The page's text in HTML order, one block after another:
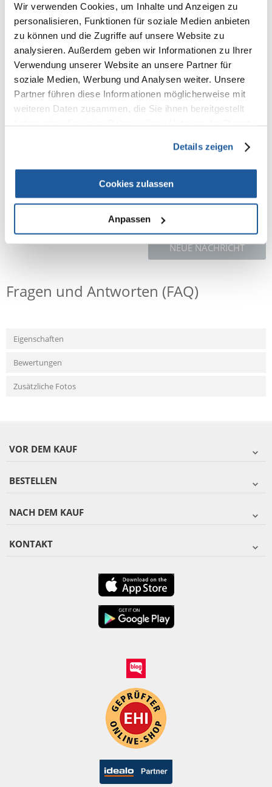
Wir verwenden Cookies, um Inhalte und Anzeigen zu
personalisieren, Funktionen für soziale Medien anbieten
zu können und die Zugriffe auf unsere Website zu
analysieren. Außerdem geben wir Informationen zu Ihrer
Verwendung unserer Website an unsere Partner für
soziale Medien, Werbung und Analysen weiter. Unsere
Partner führen diese Informationen möglicherweise mit
weiteren Daten zusammen, die Sie ihnen bereitgestellt
Details zeigen
Cookies zulassen
Anpassen
entzündungshemmende und beruhigende Wirkung. Sie wirkt
krampflösend auf den Magen-Darm-Trakt und beugt Schäden an der
Magenschleimhaut vor.
Zutaten:
Weizen, Weizenmehl, Maismehl, Maisflocken,
Leinsamen, Mais, Johannisbrot, getrocknete Orangenschalen, Reismehl,
pflanzliche Öle und Fette, Magermilchpulver, getrocknete
Ringelblumenblüten, Maltodextrin. Zusatzstoffe: sensorische
Rohprotein (Kjeldahl-Methode) min. 7,7%,
Rohfett min. 5,6%, Rohfaser max. 3,3%, Rohe Asche max. 2,5%,
Dienen als ergänzende Leckerei zum Grundfutter.
NEUE NACHRICHT
Fragen und Antworten (FAQ)
Eigenschaften
Bewertungen
Zusätzliche Fotos
VOR DEM KAUF
BESTELLEN
NACH DEM KAUF
KONTAKT